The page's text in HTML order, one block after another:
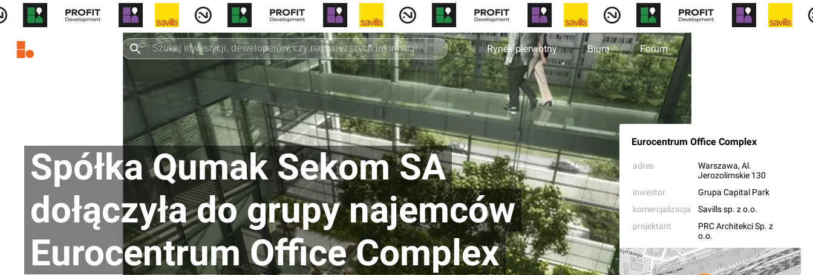
Rynek pierwotny Biura Forum
Spółka Qumak Sekom SA
dołączyła do grupy najemców
Eurocentrum Office Complex
Eurocentrum Office Complex
adres Warszawa, Al.
Jerozolimskie 130
inwestor
Grupa Capital Park
komercjalizacja
Savills sp. z o.o.
projektant
PRC Architekci Sp. z
o.o.